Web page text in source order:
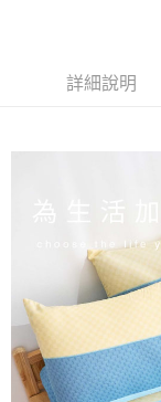
詳細說明